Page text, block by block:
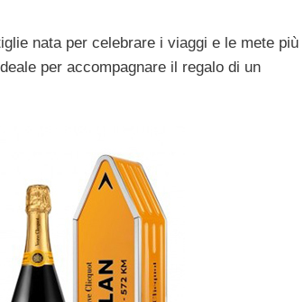
nata per celebrare i viaggi e le mete più
per accompagnare il regalo di un